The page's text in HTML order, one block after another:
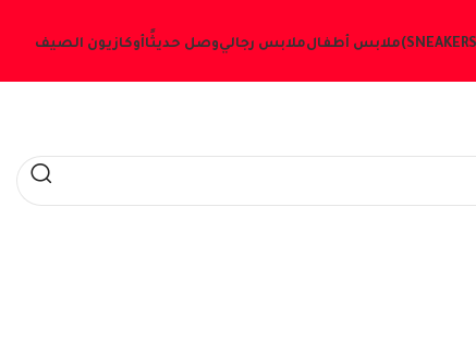
ملابس أطفالملابس رجاليوصل حديثًاأوكازيون الصيف